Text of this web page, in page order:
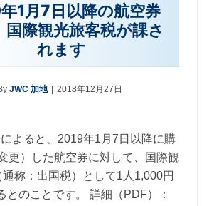
1月7日以降の航空券
国際観光旅客税が課さ
れます
JWC 加地 2018年12月27日
よると、2019年1月7日以降に購
更）した航空券に対して、国際観
称：出国税）として1人1,000円
とのことです。 詳細（PDF）：